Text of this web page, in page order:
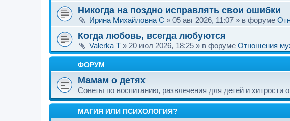
Никогда на поздно исправлять свои ошибки
Ирина Михайловна C » 05 авг 2026, 11:07 » в форуме
Когда любовь, всегда любуются
Valerka T » 20 июл 2026, 18:25 » в форуме Отношения
ФОРУМ
Мамам о детях
Советы по воспитанию, развлечения для детей и хитрости
МАГИЯ ИЛИ ПСИХОЛОГИЯ?